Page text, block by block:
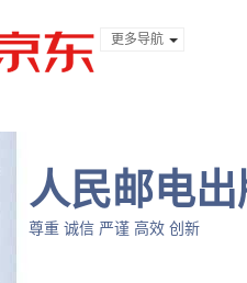
更多导航
人民邮电
尊重 诚信 严谨 高效 创新